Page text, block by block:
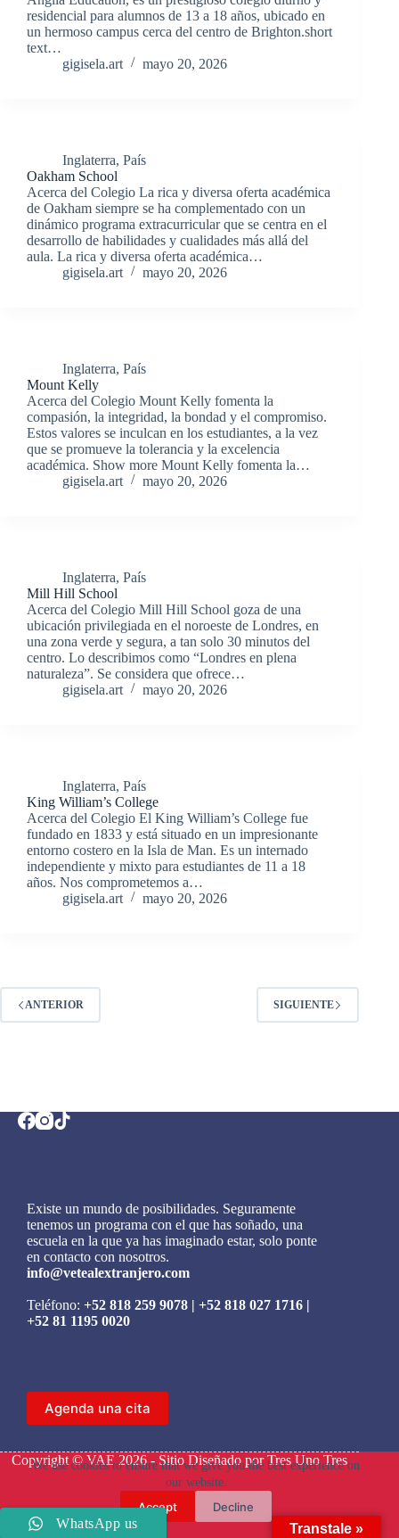
We use cookies to ensure that we give you the best experience on
our website.
Accept Decline
residencial para alumnos de 13 a 18 años, ubicado en
un hermoso campus cerca del centro de Brighton.short
text…
gigisela.art
mayo 20, 2026
Inglaterra, País
Oakham School
Acerca del Colegio La rica y diversa oferta académica
de Oakham siempre se ha complementado con un
dinámico programa extracurricular que se centra en el
desarrollo de habilidades y cualidades más allá del
aula. La rica y diversa oferta académica…
gigisela.art
mayo 20, 2026
Inglaterra, País
Mount Kelly
Acerca del Colegio Mount Kelly fomenta la
compasión, la integridad, la bondad y el compromiso.
Estos valores se inculcan en los estudiantes, a la vez
que se promueve la tolerancia y la excelencia
académica. Show more Mount Kelly fomenta la…
gigisela.art
mayo 20, 2026
Inglaterra, País
Mill Hill School
Acerca del Colegio Mill Hill School goza de una
ubicación privilegiada en el noroeste de Londres, en
una zona verde y segura, a tan solo 30 minutos del
centro. Lo describimos como “Londres en plena
naturaleza”. Se considera que ofrece…
gigisela.art
mayo 20, 2026
Inglaterra, País
King William’s College
Acerca del Colegio El King William’s College fue
fundado en 1833 y está situado en un impresionante
entorno costero en la Isla de Man. Es un internado
independiente y mixto para estudiantes de 11 a 18
años. Nos comprometemos a…
gigisela.art
mayo 20, 2026
ANTERIOR SIGUIENTE
Existe un mundo de posibilidades. Seguramente
tenemos un programa con el que has soñado, una
escuela en la que ya has imaginado estar, solo ponte
en contacto con nosotros.
info@vetealextranjero.com
Teléfono: +52 818 259 9078 | +52 818 027 1716 |
+52 81 1195 0020
Agenda una cita
Copyright © VAE 2026 - Sitio Diseñado porTres Uno Tres
Transtale »
WhatsApp us